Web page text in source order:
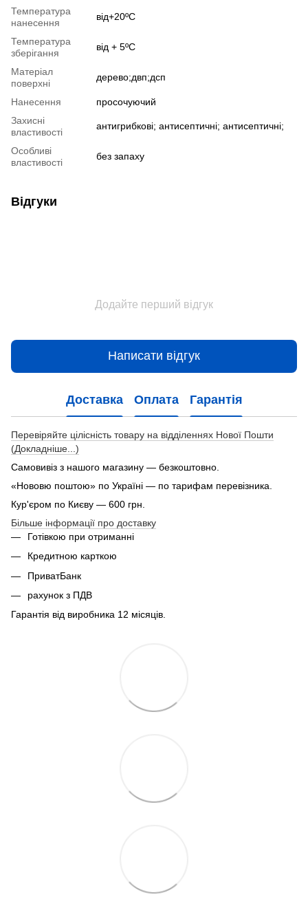
Температура
нанесення
від+20ºС
Температура
зберігання
від + 5ºС
Матеріал
поверхні
дерево;двп;дсп
Нанесення
просочуючий
Захисні
властивості
антигрибкові; антисептичні; антисептичні;
Особливі
властивості
без запаху
Відгуки
Додайте перший відгук
Написати відгук
Доставка Оплата Гарантія
Перевіряйте цілісність товару на відділеннях Нової Пошти
(Докладніше...)
Самовивіз з нашого магазину — безкоштовно.
«Нововю поштою» по Україні — по тарифам перевізника.
Кур'єром по Києву — 600 грн.
Більше інформації про доставку
Готівкою при отриманні
Кредитною карткою
ПриватБанк
рахунок з ПДВ
Гарантія від виробника 12 місяців.